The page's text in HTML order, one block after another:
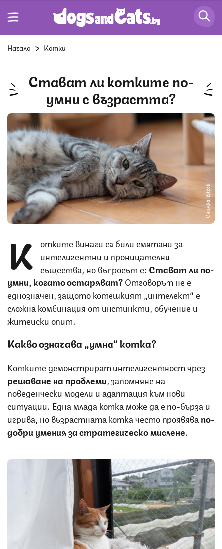
Начало Котки
Стават ли котките по-
умни с възрастта?
Снимка: iStock
К отките винаги са били смятани за
интелигентни и проницателни
същества, но въпросът е: Стават ли по-
умни, когато остаряват?Отговорът не е
еднозначен, защото котешкият „интелект“ е
сложна комбинация от инстинкти, обучение и
житейски опит.
Какво означава „умна“ котка?
Котките демонстрират интелигентност чрез
решаване на проблеми , запомняне на
поведенчески модели и адаптация към нови
ситуации. Една млада котка може да е по-бърза и
игрива, но възрастната котка често проявява по-
добри умения за стратегическо мислене.